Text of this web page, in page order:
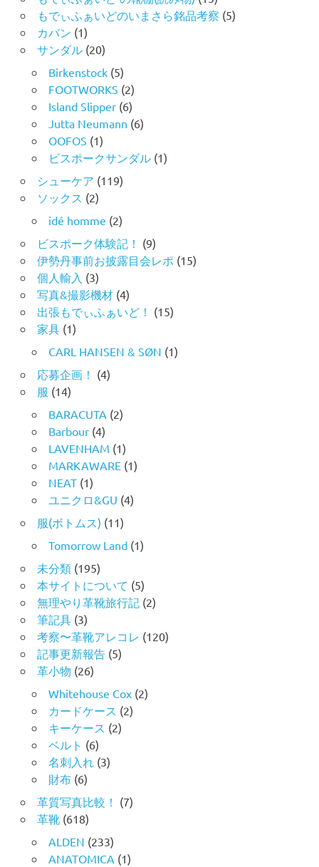
もでぃふぁいどのいまさら銘品考察 (5)
カバン (1)
サンダル(20)
Birkenstock(5)
FOOTWORKS (2)
Island Slipper(6)
Jutta Neumann (6)
OOFOS (1)
ビスポークサンダル(1)
シューケア (119)
ソックス (2)
idé homme (2)
ビスポーク体験記！ (9)
伊勢丹事前お披露目会レポ (15)
個人輸入 (3)
写真&撮影機材(4)
出張もでぃふぁいど！ (15)
家具(1)
CARL HANSEN & SØN (1)
応募企画！ (4)
服 (14)
BARACUTA (2)
Barbour(4)
LAVENHAM (1)
MARKAWARE(1)
NEAT(1)
ユニクロ&GU (4)
服(ボトムス) (11)
Tomorrow Land(1)
未分類(195)
本サイトについて (5)
無理やり革靴旅行記 (2)
筆記具(3)
考察〜革靴アレコレ (120)
記事更新報告(5)
革小物 (26)
Whitehouse Cox(2)
カードケース (2)
キーケース (2)
ベルト (6)
名刺入れ (3)
財布(6)
革質写真比較！ (7)
革靴(618)
ALDEN (233)
ANATOMICA (1)